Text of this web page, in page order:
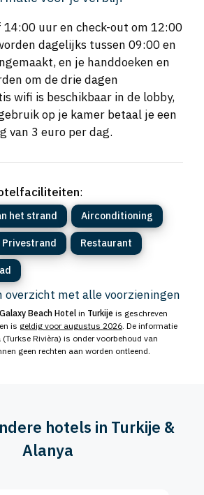
14:00 uur en check-out om 12:00
dagelijks tussen 09:00 en
en je handdoeken en
om de drie dagen
wifi is beschikbaar in de lobby,
op je kamer betaal je een
van 3 euro per dag.
:
het strand Airconditioning
Privestrand Restaurant
overzicht met alle voorzieningen
Beach Hotel in Turkije is geschreven
is geldig voor augustus 2026. De informatie
(Turkse Rivièra) is onder voorbehoud van
geen rechten aan worden ontleend.
hotels in Turkije &
Alanya